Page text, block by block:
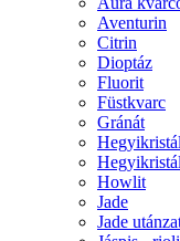
Aventurin
Citrin
Dioptáz
Fluorit
Füstkvarc
Gránát
Howlit
Jade
Jade